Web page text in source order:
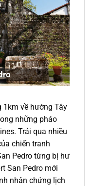
1km về hướng Tây
những pháo
Trải qua nhiều
chiến tranh
Pedro từng bị hư
San Pedro mới
nhân chứng lịch